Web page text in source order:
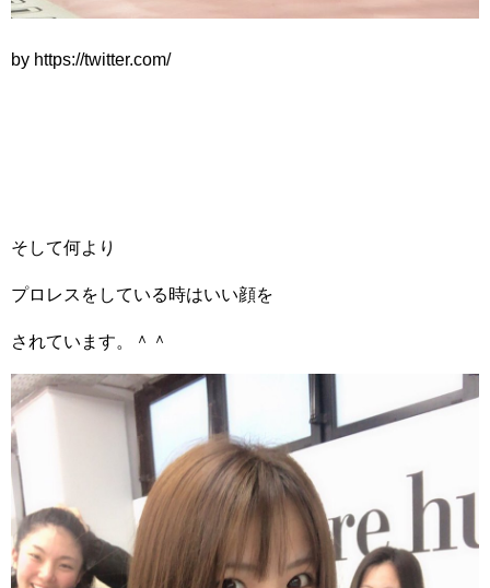
by https://twitter.com/
そして何より
プロレスをしている時はいい顔を
されています。＾＾